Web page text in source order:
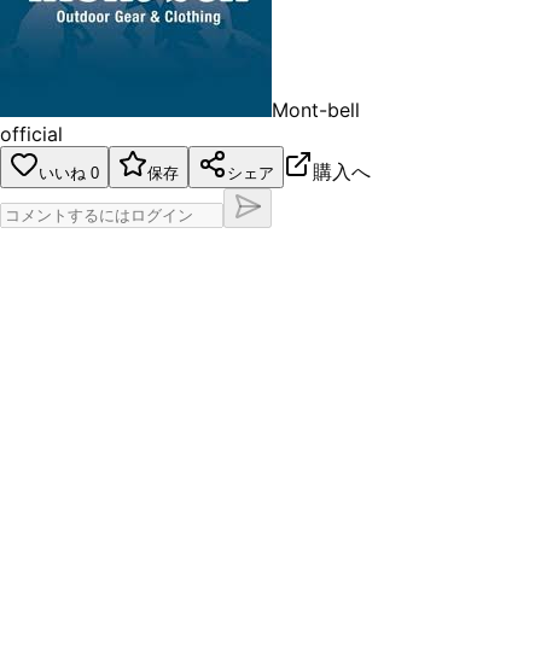
Mont-bell
official
いいね 0 保存 シェア 購入へ